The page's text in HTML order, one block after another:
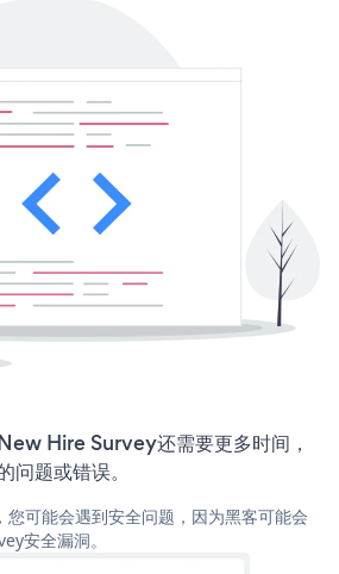
Hire Survey还需要更多时间，
问题或错误。
可能会遇到安全问题，因为黑客可能会
安全漏洞。